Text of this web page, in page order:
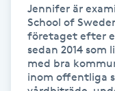
Hårvård
Hälsa
Hälsprickor
Jennifer är
School of
företaget efter
sedan 2014
med bra
inom offentliga